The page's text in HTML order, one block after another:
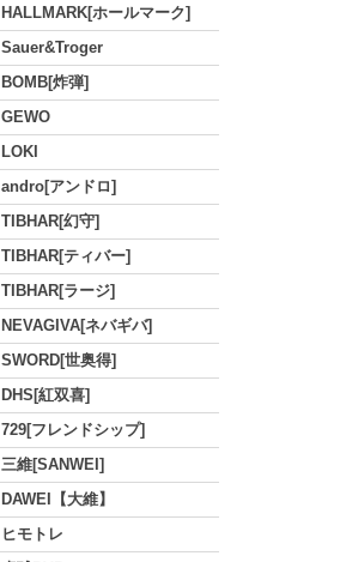
HALLMARK[ホールマーク]
Sauer&Troger
BOMB[炸弾]
GEWO
LOKI
andro[アンドロ]
TIBHAR[幻守]
TIBHAR[ティバー]
TIBHAR[ラージ]
NEVAGIVA[ネバギバ]
SWORD[世奥得]
DHS[紅双喜]
729[フレンドシップ]
三維[SANWEI]
DAWEI【大維】
ヒモトレ